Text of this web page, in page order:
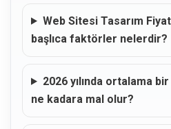
Web Sitesi Tasarım
başlıca faktörler nelerdir?
2026 yılında ortalama
ne kadara mal olur?